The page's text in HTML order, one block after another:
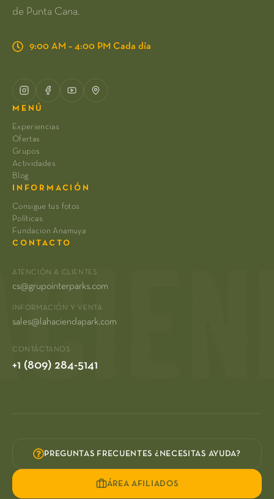
de Punta Cana.
9:00 AM – 4:00 PM Cada día
MENÚ
Experiencias
Ofertas
Grupos
Actividades
Blog
INFORMACIÓN
Consigue tus fotos
Políticas
Fundacion Anamuya
CONTACTO
ATENCIÓN A CLIENTES
cs@grupointerparks.com
INFORMACIÓN Y VENTA
sales@lahaciendapark.com
CONTÁCTANOS
+1 (809) 284-5141
PREGUNTAS FRECUENTES ¿NECESITAS AYUDA?
ÁREA AFILIADOS